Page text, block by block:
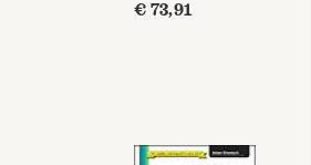
€ 73,91